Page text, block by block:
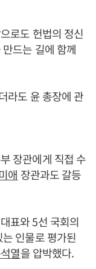
로도 헌법의 정신
드는 길에 함께
라도 윤 총장에 관
장관에게 직접 수
애 장관과도 갈등
표와 5선 국회의
인물로 평가된
열을 압박했다.